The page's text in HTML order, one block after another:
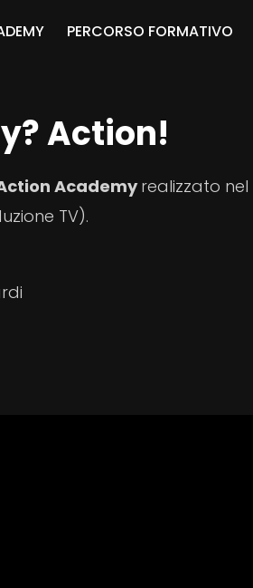
PERCORSO FORMATIVO
Action!
Academyrealizzato nel
TV).